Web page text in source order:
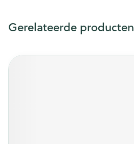
Gerelateerde producten